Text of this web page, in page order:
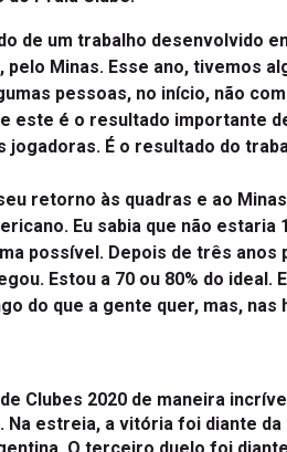
de um trabalho desenvolvido
Minas. Esse ano, tivemos
pessoas, no início, não
é o resultado importante
É o resultado do
retorno às quadras e ao
Eu sabia que não estaria
possível. Depois de três anos
Estou a 70 ou 80% do ideal.
do que a gente quer, mas,
Clubes 2020 de maneira
estreia, a vitória foi diante da
O terceiro duelo foi